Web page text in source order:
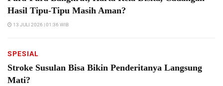
Hasil Tipu-Tipu Masih Aman?
13 JULI 2026 | 01:36 WIB
SPESIAL
Stroke Susulan Bisa Bikin Penderitanya Langsung
Mati?